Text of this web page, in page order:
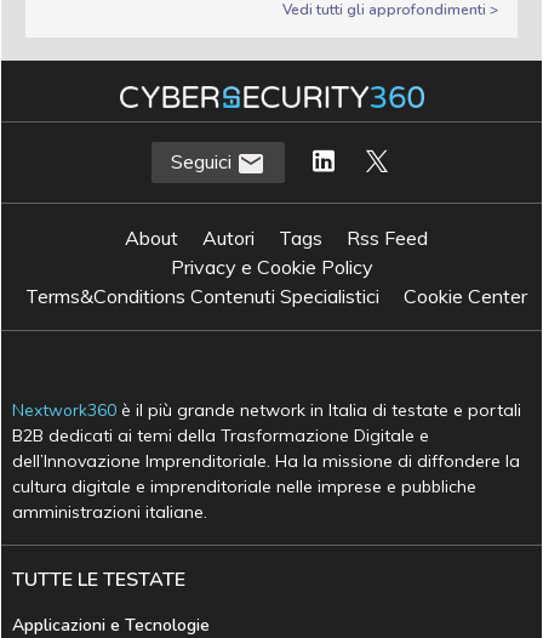
Vedi tutti gli approfondimenti >
Seguici
About Autori Tags
Rss Feed
Privacy e Cookie Policy
Terms&Conditions Contenuti Specialistici
Cookie Center
Nextwork360 è il più grande network in Italia di testate e portali
B2B dedicati ai temi della Trasformazione Digitale e
dell’Innovazione Imprenditoriale. Ha la missione di diffondere la
cultura digitale e imprenditoriale nelle imprese e pubbliche
amministrazioni italiane.
TUTTE LE TESTATE
Applicazioni e Tecnologie